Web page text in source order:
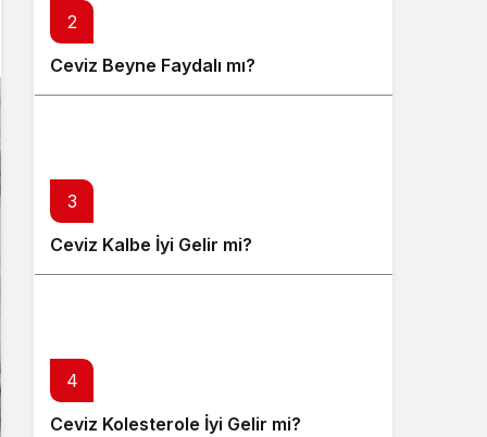
2
Ceviz Beyne Faydalı mı?
3
Ceviz Kalbe İyi Gelir mi?
4
Ceviz Kolesterole İyi Gelir mi?